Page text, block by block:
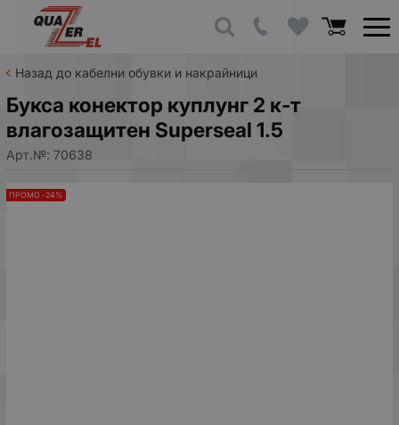
Назад до кабелни обувки и накрайници
Букса конектор куплунг 2 к-т
влагозащитен Superseal 1.5
Арт.№: 70638
ПРОМО -24%